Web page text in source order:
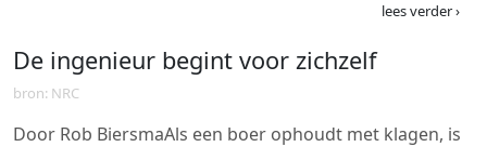
lees verder ›
De ingenieur begint voor zichzelf
bron: NRC
Door Rob BiersmaAls een boer ophoudt met klagen, is